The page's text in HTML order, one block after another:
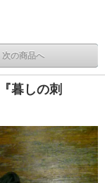
次の商品へ
暮しの刺